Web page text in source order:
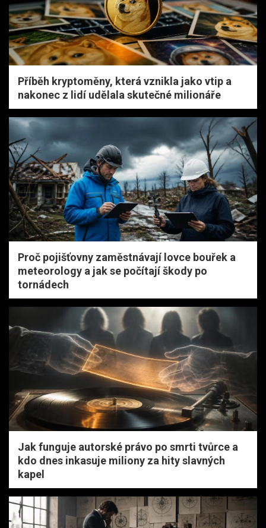
Příběh kryptoměny, která vznikla jako vtip a
nakonec z lidí udělala skutečné milionáře
Proč pojišťovny zaměstnávají lovce bouřek a
meteorology a jak se počítají škody po
tornádech
Jak funguje autorské právo po smrti tvůrce a
kdo dnes inkasuje miliony za hity slavných
kapel